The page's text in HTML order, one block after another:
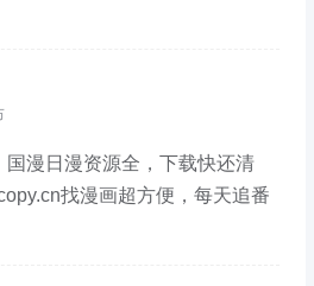
漫日漫资源全，下载快还清
找漫画超方便，每天追番